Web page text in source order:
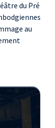
du Pré
au